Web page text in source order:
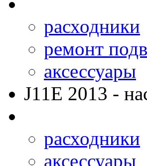
расходники
ремонт
аксессуары
J11E 2013 -
расходники
аксессуары